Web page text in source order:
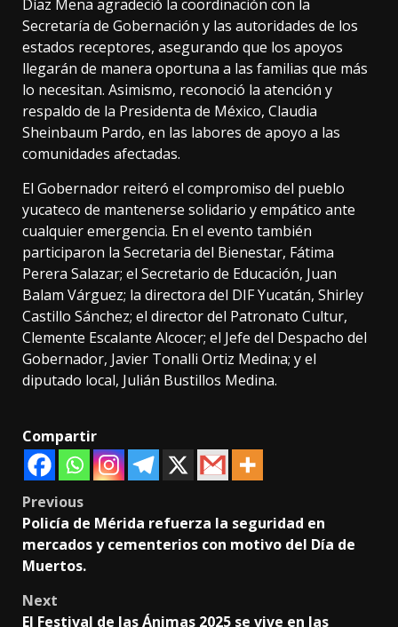
Díaz Mena agradeció la coordinación con la
Secretaría de Gobernación y las autoridades de los
estados receptores, asegurando que los apoyos
llegarán de manera oportuna a las familias que más
lo necesitan. Asimismo, reconoció la atención y
respaldo de la Presidenta de México, Claudia
Sheinbaum Pardo, en las labores de apoyo a las
comunidades afectadas.
El Gobernador reiteró el compromiso del pueblo
yucateco de mantenerse solidario y empático ante
cualquier emergencia. En el evento también
participaron la Secretaria del Bienestar, Fátima
Perera Salazar; el Secretario de Educación, Juan
Balam Várguez; la directora del DIF Yucatán, Shirley
Castillo Sánchez; el director del Patronato Cultur,
Clemente Escalante Alcocer; el Jefe del Despacho del
Gobernador, Javier Tonalli Ortiz Medina; y el
diputado local, Julián Bustillos Medina.
Compartir
Post
navigation
Previous
Policía de Mérida refuerza la seguridad en
mercados y cementerios con motivo del Día de
Muertos.
Next
El Festival de las Ánimas 2025 se vive en las